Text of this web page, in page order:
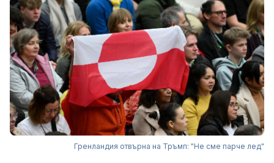
Гренландия отвърна на Тръмп: "Не сме парче лед"